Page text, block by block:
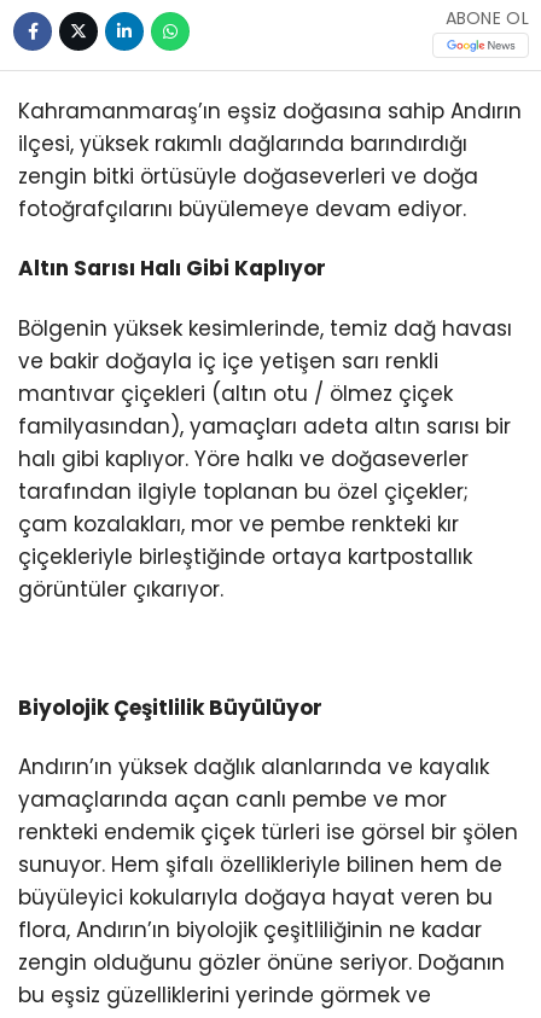
ABONE OL
Kahramanmaraş’ın eşsiz doğasına sahip Andırın
ilçesi, yüksek rakımlı dağlarında barındırdığı
zengin bitki örtüsüyle doğaseverleri ve doğa
fotoğrafçılarını büyülemeye devam ediyor.
Altın Sarısı Halı Gibi Kaplıyor
Bölgenin yüksek kesimlerinde, temiz dağ havası
ve bakir doğayla iç içe yetişen sarı renkli
mantıvar çiçekleri (altın otu / ölmez çiçek
familyasından), yamaçları adeta altın sarısı bir
halı gibi kaplıyor. Yöre halkı ve doğaseverler
tarafından ilgiyle toplanan bu özel çiçekler;
çam kozalakları, mor ve pembe renkteki kır
çiçekleriyle birleştiğinde ortaya kartpostallık
görüntüler çıkarıyor.
Biyolojik Çeşitlilik Büyülüyor
Andırın’ın yüksek dağlık alanlarında ve kayalık
yamaçlarında açan canlı pembe ve mor
renkteki endemik çiçek türleri ise görsel bir şölen
sunuyor. Hem şifalı özellikleriyle bilinen hem de
büyüleyici kokularıyla doğaya hayat veren bu
flora, Andırın’ın biyolojik çeşitliliğinin ne kadar
zengin olduğunu gözler önüne seriyor. Doğanın
bu eşsiz güzelliklerini yerinde görmek ve